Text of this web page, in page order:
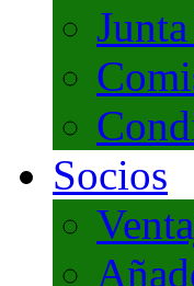
Socios